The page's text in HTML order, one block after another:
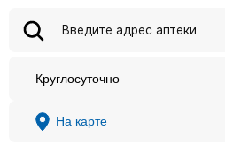
Круглосуточно
На карте